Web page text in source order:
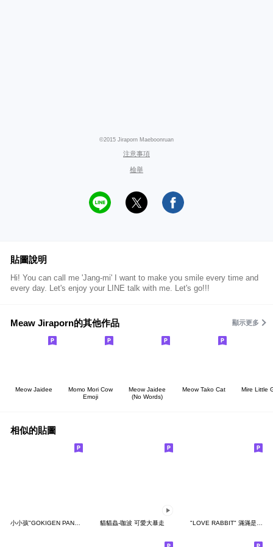
©2015 Jiraporn Maeboonruan
注意事項
檢舉
貼圖說明
Hi! You can call me 'Jang-mi' I want to make you smile every time and
every day. Let's enjoy your LINE talk with me. Let's go!!!
Meaw Jiraporn的其他作品 顯示更多
Meow Jaidee
Momo Mori Cow
Emoji
Meow Jaidee
(No Words)
Meow Tako Cat Mire Little
相似的貼圖
小小孩"GOKIGEN PANDA" 台灣版 貓貓蟲-咖波 可愛大暴走 "LOVE RABBIT" 滿滿是愛 台灣版